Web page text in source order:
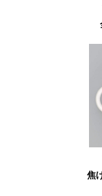
焦